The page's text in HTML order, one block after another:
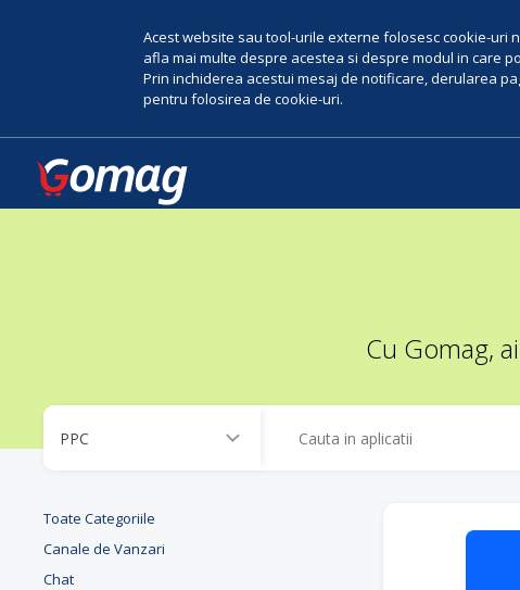
Acest website sau tool-urile externe folosesc cookie-uri
afla mai multe despre acestea si despre modul in care
Prin inchiderea acestui mesaj de notificare, derularea
pentru folosirea de cookie-uri.
Cu Gomag,
Toate Categoriile
Canale de Vanzari
Chat